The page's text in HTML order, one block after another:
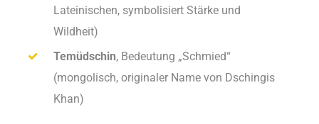
Lateinischen, symbolisiert Stärke und
Wildheit)
Temüdschin, Bedeutung „Schmied“
(mongolisch, originaler Name von Dschingis
Khan)